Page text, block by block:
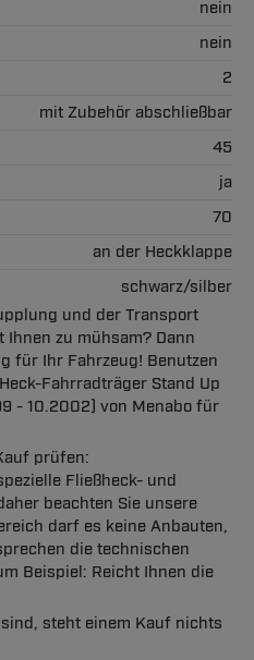
nein
nein
2
mit Zubehör abschließbar
45
ja
70
an der Heckklappe
schwarz/silber
und der Transport
zu mühsam? Dann
für Ihr Fahrzeug! Benutzen
Fahrradträger Stand Up
- 10.2002) von Menabo für
prüfen:
Fließheck- und
beachten Sie unsere
darf es keine Anbauten,
die technischen
Beispiel: Reicht Ihnen die
steht einem Kauf nichts